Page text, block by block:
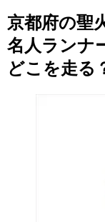
京都府の聖
名人ランナ
どこを走る